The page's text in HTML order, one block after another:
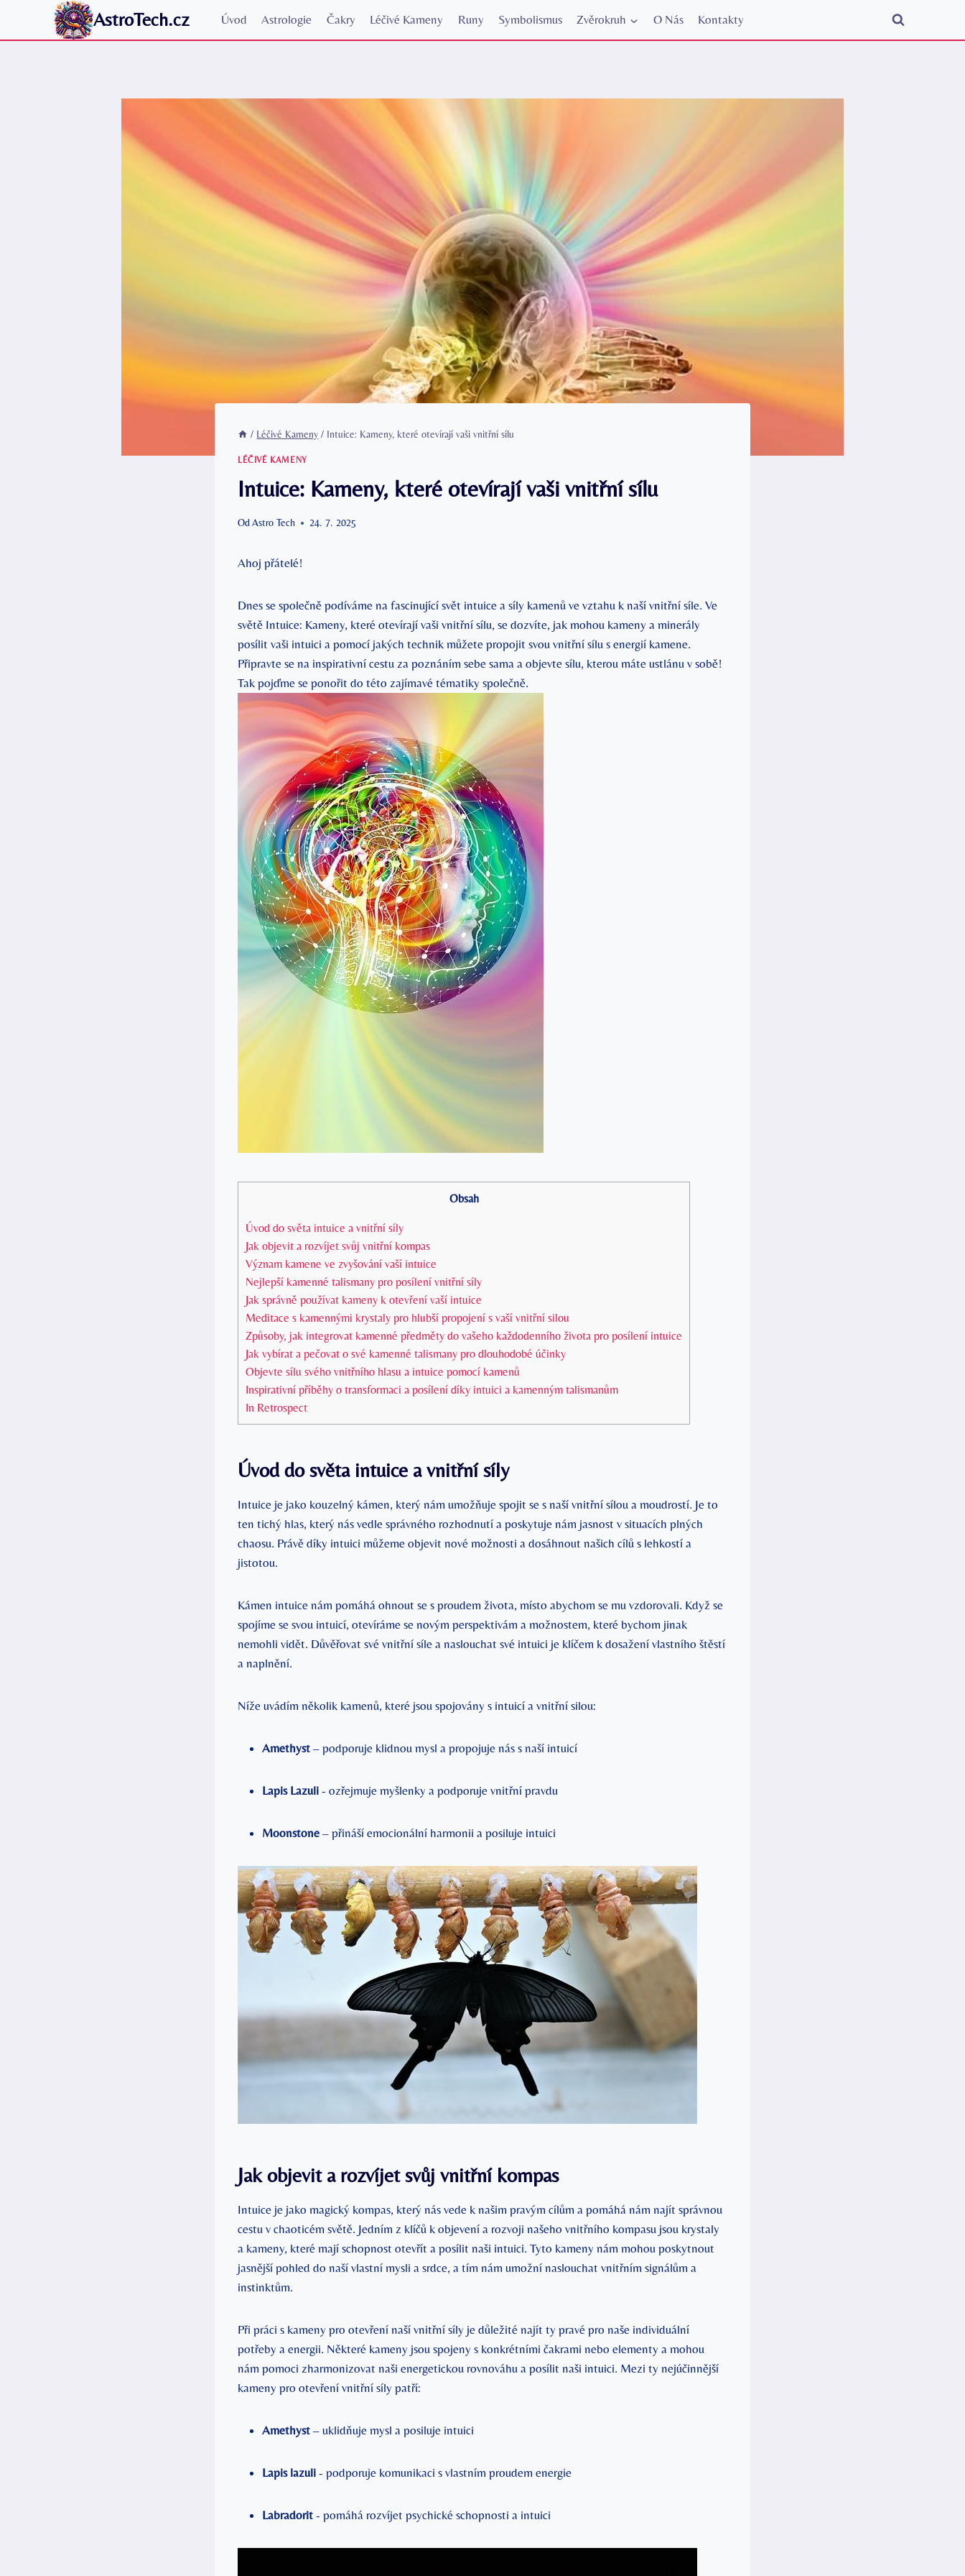
AstroTech.cz Úvod Astrologie Čakry Léčivé Kameny Runy Symbolismus Zvěrokruh O Nás Kontakty
/ Léčivé Kameny / Intuice: Kameny, které otevírají vaši vnitřní sílu
LÉČIVÉ KAMENY
Intuice: Kameny, které otevírají vaši vnitřní sílu
OdAstro Tech 24. 7. 2025
Ahoj⁤ přátelé!
Dnes se společně podíváme na fascinující svět intuice a síly kamenů ve vztahu k naší vnitřní ⁢síle. Ve
světě Intuice: Kameny, které otevírají​ vaši vnitřní ‍sílu,⁤ se ⁤dozvíte, jak ⁣mohou‌ kameny a minerály
posílit⁤ vaši intuici a pomocí jakých technik můžete propojit svou vnitřní sílu s energií kamene.
Připravte se na inspirativní⁤ cestu za poznáním sebe sama a ⁣objevte sílu, kterou⁤ máte ustlánu v sobě!
Tak pojďme se ponořit do této zajímavé​ tématiky společně.
Obsah
Úvod do světa intuice a vnitřní⁢ síly
Jak‍ objevit a ⁤rozvíjet svůj vnitřní‌ kompas
Význam kamene ve zvyšování vaší intuice
Nejlepší kamenné talismany pro posílení ​vnitřní síly
Jak správně používat kameny​ k otevření vaší‌ intuice
Meditace ‌s kamennými ⁢krystaly pro hlubší propojení s ‍vaší vnitřní silou
Způsoby, jak⁣ integrovat kamenné předměty do⁤ vašeho každodenního života pro posílení intuice
Jak vybírat⁤ a pečovat‌ o ​své kamenné talismany pro dlouhodobé ⁣účinky
Objevte sílu svého⁣ vnitřního hlasu a intuice pomocí kamenů
Inspirativní příběhy o⁤ transformaci a posílení díky intuici ⁣a kamenným⁣ talismanům
In Retrospect
Úvod do světa intuice a vnitřní⁢ síly
Intuice je jako kouzelný kámen, který nám umožňuje spojit ⁢se s naší vnitřní sílou a moudrostí. Je‍ to
ten⁢ tichý hlas, který nás vedle ⁣správného ⁤rozhodnutí a poskytuje nám ⁣jasnost v ⁣situacích⁣ plných
chaosu.‌ Právě díky intuici ​můžeme⁣ objevit⁢ nové možnosti ⁣a dosáhnout‍ našich ⁢cílů s ⁢lehkostí a
⁣jistotou.
Kámen intuice nám pomáhá ohnout se s proudem‌ života, ‌místo abychom se ⁣mu‍ vzdorovali.⁣ Když se
spojíme se svou intuicí, otevíráme se novým perspektivám a​ možnostem, které bychom jinak
nemohli vidět. Důvěřovat své vnitřní ⁤síle a naslouchat své intuici je klíčem ⁤k dosažení ​vlastního štěstí
a naplnění.
Níže uvádím⁤ několik‌ kamenů, které jsou spojovány s ​intuicí a vnitřní silou:
Amethyst – podporuje klidnou mysl a propojuje​ nás s⁤ naší ⁤intuicí
Lapis Lazuli -​ ozřejmuje myšlenky ‌a‍ podporuje vnitřní pravdu
Moonstone – ​přináší emocionální harmonii a posiluje intuici
Jak‍ objevit a ⁤rozvíjet svůj vnitřní‌ kompas
Intuice ​je jako magický kompas, který ⁢nás vede k našim pravým cílům ‌a⁢ pomáhá nám najít správnou
⁢cestu v chaoticém světě. Jedním ‌z klíčů k objevení a rozvoji našeho vnitřního kompasu jsou‍ krystaly⁤
a kameny, které ​mají ‍schopnost otevřít a posílit naši‌ intuici. Tyto ​kameny nám mohou poskytnout
jasnější pohled do naší vlastní mysli a srdce, a tím nám umožní naslouchat vnitřním signálům a
⁢instinktům.
Při‍ práci s kameny pro otevření naší‌ vnitřní síly je důležité najít ty pravé pro⁤ naše individuální
potřeby a energii. Některé kameny jsou⁣ spojeny s konkrétními⁤ čakrami nebo elementy a ‍mohou​
nám pomoci‍ zharmonizovat naši ​energetickou rovnováhu a ⁤posílit naši ⁣intuici. Mezi ty nejúčinnější
kameny ‍pro⁣ otevření vnitřní síly⁣ patří:
Amethyst – ⁢uklidňuje mysl a ​posiluje intuici
Lapis lazuli ‍- podporuje​ komunikaci⁣ s‍ vlastním‌ proudem energie
Labradorit -​ pomáhá rozvíjet psychické‍ schopnosti a intuici